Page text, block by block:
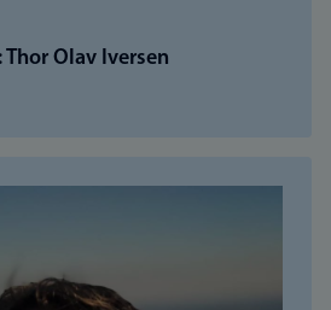
Olav Iversen